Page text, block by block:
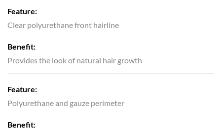
Feature:
Clear polyurethane front hairline
Benefit:
Provides the look of natural hair growth
Feature:
Polyurethane and gauze perimeter
Benefit: